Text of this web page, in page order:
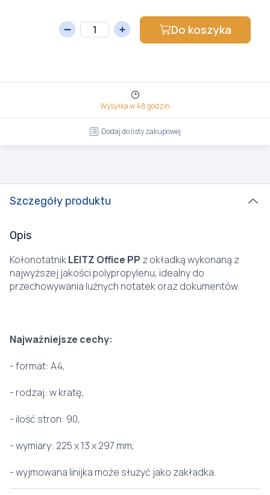
Do koszyka
Wysyłka w 48 godzin
Dodaj do listy zakupowej
Szczegóły produktu
Opis
KołonotatnikLEITZ Office PP z okładką wykonaną z
najwyższej jakości polypropylenu, idealny do
przechowywania luźnych notatek oraz dokumentów.
Najważniejsze cechy:
- format: A4,
- rodzaj: w kratę,
- ilość stron: 90,
- wymiary: 225 x 13 x 297 mm,
- wyjmowana linijka może służyć jako zakładka.